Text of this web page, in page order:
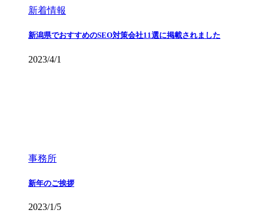
新着情報
新潟県でおすすめのSEO対策会社11選に掲載されました
2023/4/1
事務所
新年のご挨拶
2023/1/5